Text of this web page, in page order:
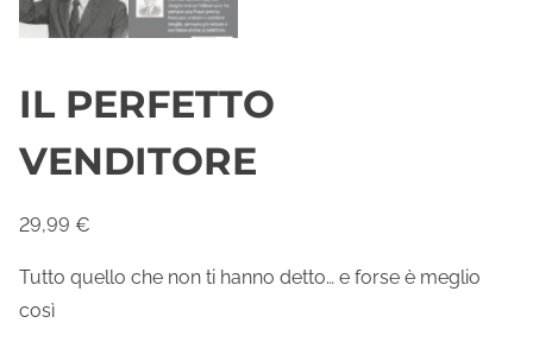
IL PERFETTO
VENDITORE
29,99 €
Tutto quello che non ti hanno detto… e forse è meglio
così